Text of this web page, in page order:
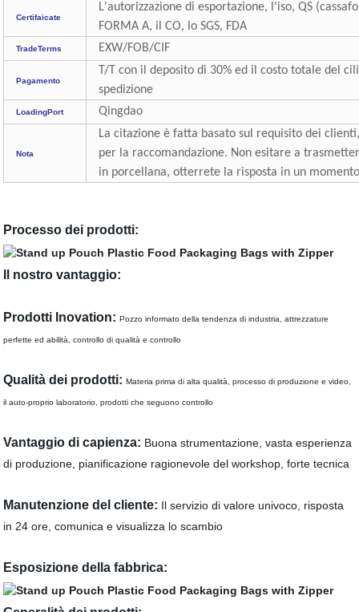
Certifaicate
L'autorizzazione di esportazione, l'iso, QS
FORMA A, il CO, lo SGS, FDA
TradeTerms EXW/FOB/CIF
Pagamento
T/T con il deposito di 30% ed il costo totale del
spedizione
LoadingPort Qingdao
Nota
La citazione è fatta basato sul requisito dei
per la raccomandazione. Non esitare a
in porcellana, otterrete la risposta in un
Processo dei prodotti:
Il nostro vantaggio:
Prodotti Inovation:Pozzo informato della tendenza di industria, attrezzature
perfette ed abilità, controllo di qualità e controllo
Qualità dei prodotti:Materia prima di alta qualità, processo di produzione e video,
il auto-proprio laboratorio, prodotti che seguono controllo
Vantaggio di capienza: Buona strumentazione, vasta esperienza
di produzione, pianificazione ragionevole del workshop, forte tecnica
Manutenzione del cliente: Il servizio di valore univoco, risposta
in 24 ore, comunica e visualizza lo scambio
Esposizione della fabbrica: